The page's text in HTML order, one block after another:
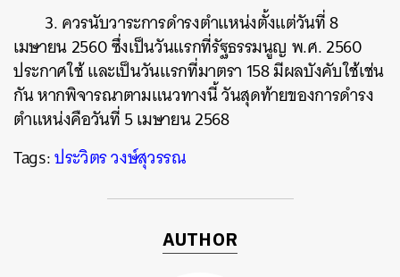
3. ควรนับวาระการดำรงตำแหน่งตั้งแต่วันที่ 8
เมษายน 2560 ซึ่งเป็นวันแรกที่รัฐธรรมนูญ พ.ศ. 2560
ประกาศใช้ และเป็นวันแรกที่มาตรา 158 มีผลบังคับใช้เช่น
กัน หากพิจารณาตามแนวทางนี้ วันสุดท้ายของการดำรง
ตำแหน่งคือวันที่ 5 เมษายน 2568
Tags:ประวิตร วงษ์สุวรรณ
AUTHOR